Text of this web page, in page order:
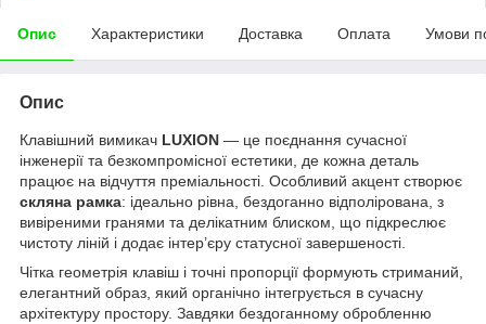
Опис Характеристики Доставка Оплата Умови
Опис
Клавішний вимикач LUXION — це поєднання сучасної
інженерії та безкомпромісної естетики, де кожна деталь
працює на відчуття преміальності. Особливий акцент створює
скляна рамка: ідеально рівна, бездоганно відполірована, з
вивіреними гранями та делікатним блиском, що підкреслює
чистоту ліній і додає інтер’єру статусної завершеності.
Чітка геометрія клавіш і точні пропорції формують стриманий,
елегантний образ, який органічно інтегрується в сучасну
архітектуру простору. Завдяки бездоганному обробленню